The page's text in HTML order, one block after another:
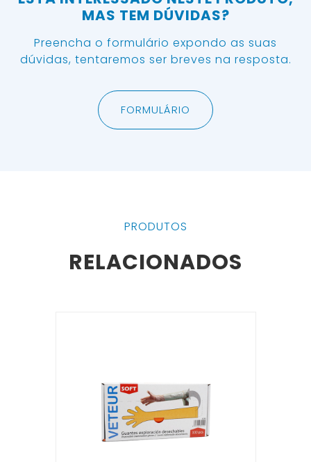
MAS TEM DÚVIDAS?
Preencha o formulário expondo as suas
dúvidas, tentaremos ser breves na resposta.
FORMULÁRIO
PRODUTOS
RELACIONADOS